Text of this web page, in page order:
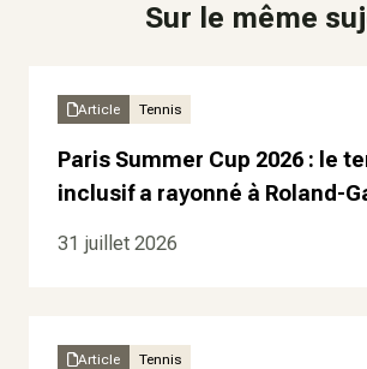
Sur le même
Article Tennis
Paris Summer Cup 2026 : le
inclusif a rayonné à Roland-
31 juillet 2026
Article Tennis